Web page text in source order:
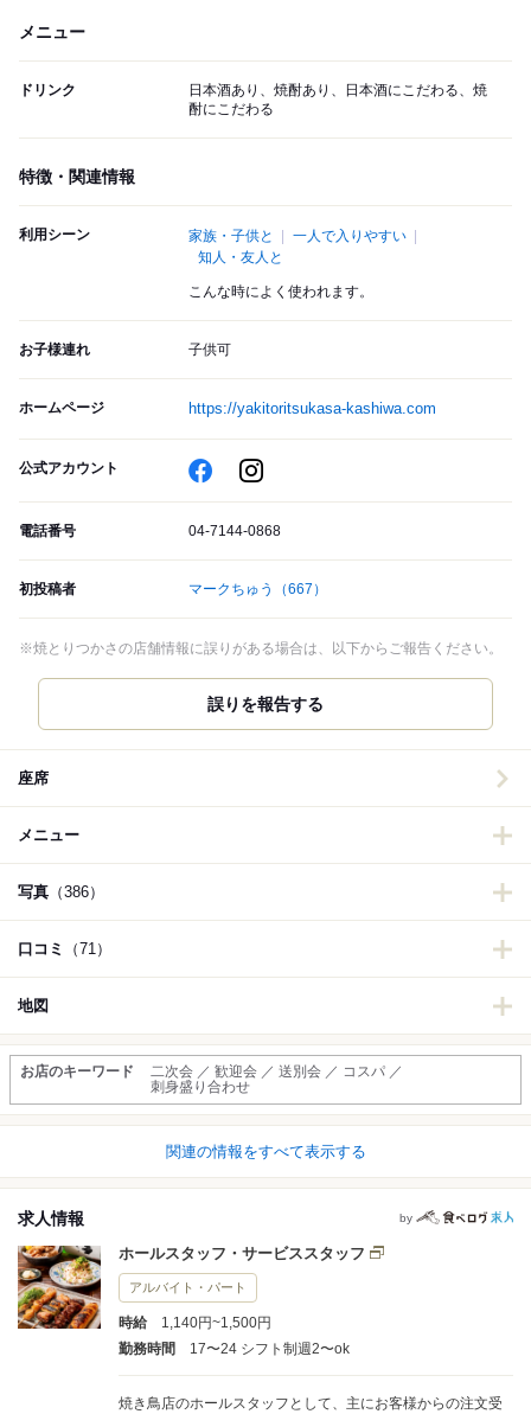
メニュー
ドリンク
日本酒あり、焼酎あり、日本酒にこだわる、焼
酎にこだわる
特徴・関連情報
利用シーン 家族・子供と
一人で入りやすい
知人・友人と
こんな時によく使われます。
お子様連れ 子供可
ホームページ https://yakitoritsukasa-kashiwa.com
公式アカウント
電話番号 04-7144-0868
初投稿者 マークちゅう （667）
※焼とりつかさの店舗情報に誤りがある場合は、以下からご報告ください。
誤りを報告する
座席
メニュー
写真 （386）
口コミ （71）
地図
お店のキーワード
二次会 ／ 歓迎会 ／ 送別会 ／ コスパ ／
刺身盛り合わせ
関連の情報をすべて表示する
求人情報 by
ホールスタッフ・サービススタッフ
アルバイト・パート
時給
1,140円~1,500円
勤務時間
17〜24 シフト制週2〜ok
焼き鳥店のホールスタッフとして、主にお客様からの注文受